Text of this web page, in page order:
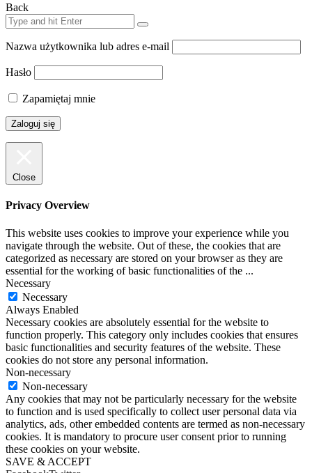
Back
Nazwa użytkownika lub adres e-mail
Hasło
Zapamiętaj mnie
Close
Privacy Overview
This website uses cookies to improve your experience while you
navigate through the website. Out of these, the cookies that are
categorized as necessary are stored on your browser as they are
essential for the working of basic functionalities of the ...
Necessary
Necessary
Always Enabled
Necessary cookies are absolutely essential for the website to
function properly. This category only includes cookies that ensures
basic functionalities and security features of the website. These
cookies do not store any personal information.
Non-necessary
Non-necessary
Any cookies that may not be particularly necessary for the website
to function and is used specifically to collect user personal data via
analytics, ads, other embedded contents are termed as non-necessary
cookies. It is mandatory to procure user consent prior to running
these cookies on your website.
SAVE & ACCEPT